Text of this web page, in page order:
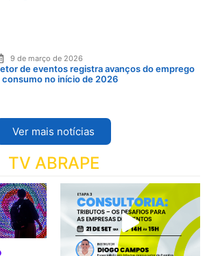
9 de março de 2026
de eventos registra avanços do emprego
consumo no início de 2026
Ver mais notícias
TV ABRAPE